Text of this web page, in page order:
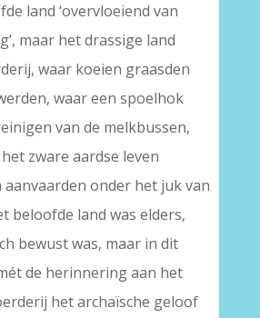
land ‘overvloeiend van
maar het drassige land
waar koeien graasden
waar een spoelhok
van de melkbussen,
zware aardse leven
onder het juk van
beloofde land was elders,
bewust was, maar in dit
de herinnering aan het
het archaïsche geloof